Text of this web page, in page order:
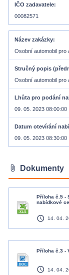
IČO zadavatele
00082571
Název zakázky
Osobní automobil pro
Stručný popis
Osobní automobil pro
Lhůta pro podání
09. 05. 2023 08:00:00
Datum otevírání
09. 05. 2023 08:30:00
attach_file Dokumenty
Příloha č.5 -
nabídkové
access_time 14. 04.
Příloha č.3 -
access_time 14. 04.